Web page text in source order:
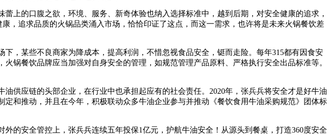
的口腹之欲，环境、服务、新奇体验也纳入选择标准中，越到后期，对安全健康的追求，
，追求品质的火锅品类涌入市场，恰恰印证了这点，而这一需求，也许将是未来火锅餐饮差
某些不良商家为降成本，提高利润，不惜忽视食品安全，铤而走险。每年315都有因食安
锅餐饮品牌应当加强对自身安全的管理，如规范管理产品原料、严格执行安全出品标准等。
应链的头部企业，在行业中也承担起应有的社会责任。2020年，张兵兵将安全才是好牛油
和推动，并且在今年，积极联动众多牛油企业参与并推动《餐饮食用牛油采购规范》团体标
安全管控上，张兵兵连续五年投保1亿元，护航牛油安全！从源头到餐桌，打造360度安全